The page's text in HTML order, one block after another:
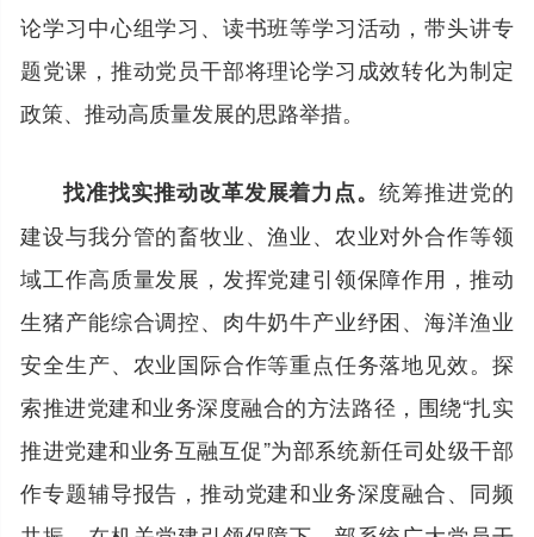
论学习中心组学习、读书班等学习活动，带头讲专
题党课，推动党员干部将理论学习成效转化为制定
政策、推动高质量发展的思路举措。
找准找实推动改革发展着力点。统筹推进党的
建设与我分管的畜牧业、渔业、农业对外合作等领
域工作高质量发展，发挥党建引领保障作用，推动
生猪产能综合调控、肉牛奶牛产业纾困、海洋渔业
安全生产、农业国际合作等重点任务落地见效。探
索推进党建和业务深度融合的方法路径，围绕“扎实
推进党建和业务互融互促”为部系统新任司处级干部
作专题辅导报告，推动党建和业务深度融合、同频